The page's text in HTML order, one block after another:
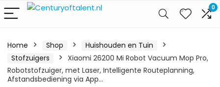
0
Home Shop
Huishouden en Tuin
Stofzuigers
Xiaomi 26200 Mi Robot Vacuum Mop Pro,
Robotstofzuiger, met Laser, Intelligente Routeplanning,
Afstandsbediening via App…